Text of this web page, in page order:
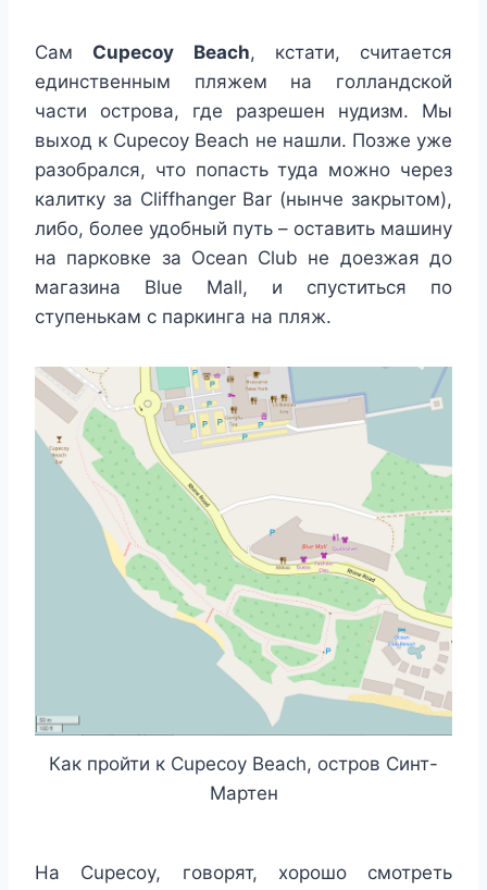
Сам Cupecoy Beach, кстати, считается
единственным пляжем на голландской
части острова, где разрешен нудизм. Мы
выход к Cupecoy Beach не нашли. Позже уже
разобрался, что попасть туда можно через
калитку за Cliffhanger Bar (нынче закрытом),
либо, более удобный путь – оставить машину
на парковке за Ocean Club не доезжая до
магазина Blue Mall, и спуститься по
ступенькам с паркинга на пляж.
Как пройти к Cupecoy Beach, остров Синт-
Мартен
На Cupecoy, говорят, хорошо смотреть